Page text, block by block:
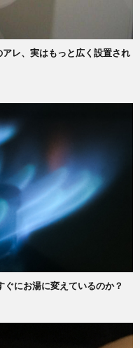
レ、実はもっと広く設置され
にお湯に変えているのか？